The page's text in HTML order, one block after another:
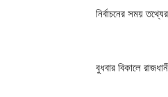
নির্বাচনের সময়
বুধবার বিকালে